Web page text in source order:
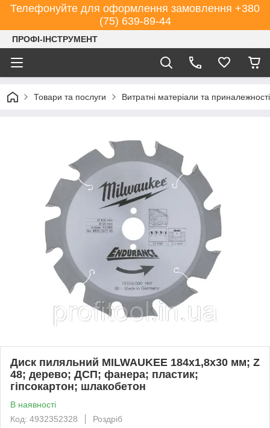
Телефонуйте для оформлення замовлення +380
(75) 639-89-44
ПРОФІ-ІНСТРУМЕНТ
Товари та послуги Витратні матеріали та
Диск пиляльний MILWAUKEE 184х1,8х30 мм; Z
48; дерево; ДСП; фанера; пластик;
гіпсокартон; шлакобетон
В наявності
Код: 4932352328
Роздріб